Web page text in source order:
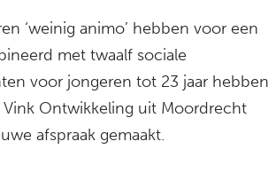
‘weinig animo’ hebben voor een
met twaalf sociale
voor jongeren tot 23 jaar hebben
Ontwikkeling uit Moordrecht
afspraak gemaakt.